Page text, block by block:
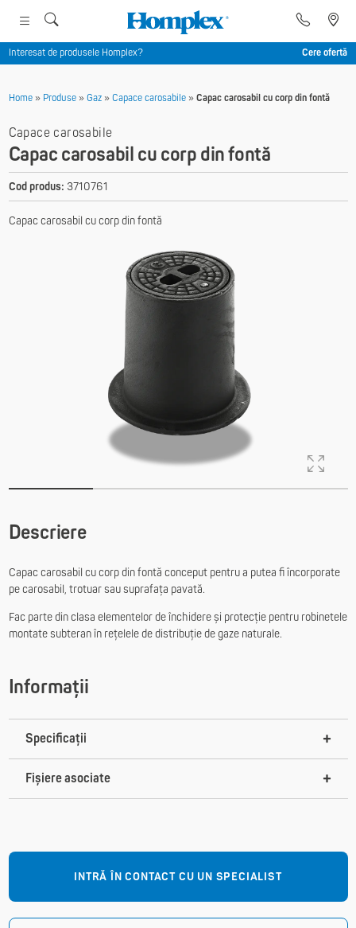
Interesat de produsele Homplex? Cere ofertă
Home» Produse» Gaz» Capace carosabile» Capac carosabil cu corp din fontă
Descriere
Capac carosabil cu corp din fontă conceput pentru a putea fi încorporate
pe carosabil, trotuar sau suprafața pavată.
Fac parte din clasa elementelor de închidere și protecție pentru robinetele
montate subteran în rețelele de distribuție de gaze naturale.
Informații
Specificații
Fișiere asociate
Capace carosabile
Capac carosabil cu corp din fontă
Cod produs: 3710761
Capac carosabil cu corp din fontă
INTRĂ ÎN CONTACT CU UN SPECIALIST